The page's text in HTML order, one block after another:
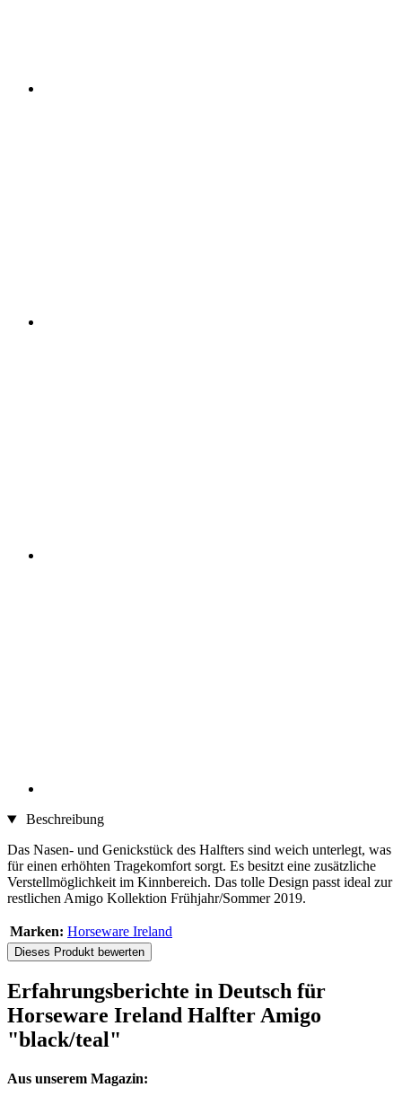
Beschreibung
Das Nasen- und Genickstück des Halfters sind weich unterlegt, was
für einen erhöhten Tragekomfort sorgt. Es besitzt eine zusätzliche
Verstellmöglichkeit im Kinnbereich. Das tolle Design passt ideal zur
restlichen Amigo Kollektion Frühjahr/Sommer 2019.
Marken: Horseware Ireland
Dieses Produkt bewerten
Erfahrungsberichte in Deutsch für
Horseware Ireland Halfter Amigo
"black/teal"
Aus unserem Magazin: